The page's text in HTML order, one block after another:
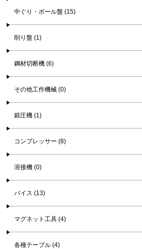
中ぐり・ボール盤 (15)
削り盤 (1)
鋼材切断機 (6)
その他工作機械 (0)
鍛圧機 (1)
コンプレッサー (8)
溶接機 (0)
バイス (13)
マグネット工具 (4)
各種テーブル (4)